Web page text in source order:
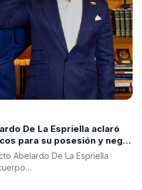
De La Espriella aclaró
para su posesión y negó
Abelardo De La Espriella